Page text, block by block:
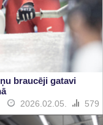
braucēji gatavi
2026.02.05. 579